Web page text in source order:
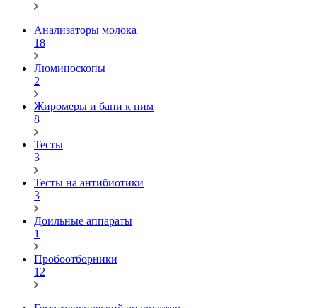
Анализаторы молока
18
Люминоскопы
2
Жиромеры и бани к ним
8
Тесты
3
Тесты на антибиотики
3
Доильные аппараты
1
Пробоотборники
12